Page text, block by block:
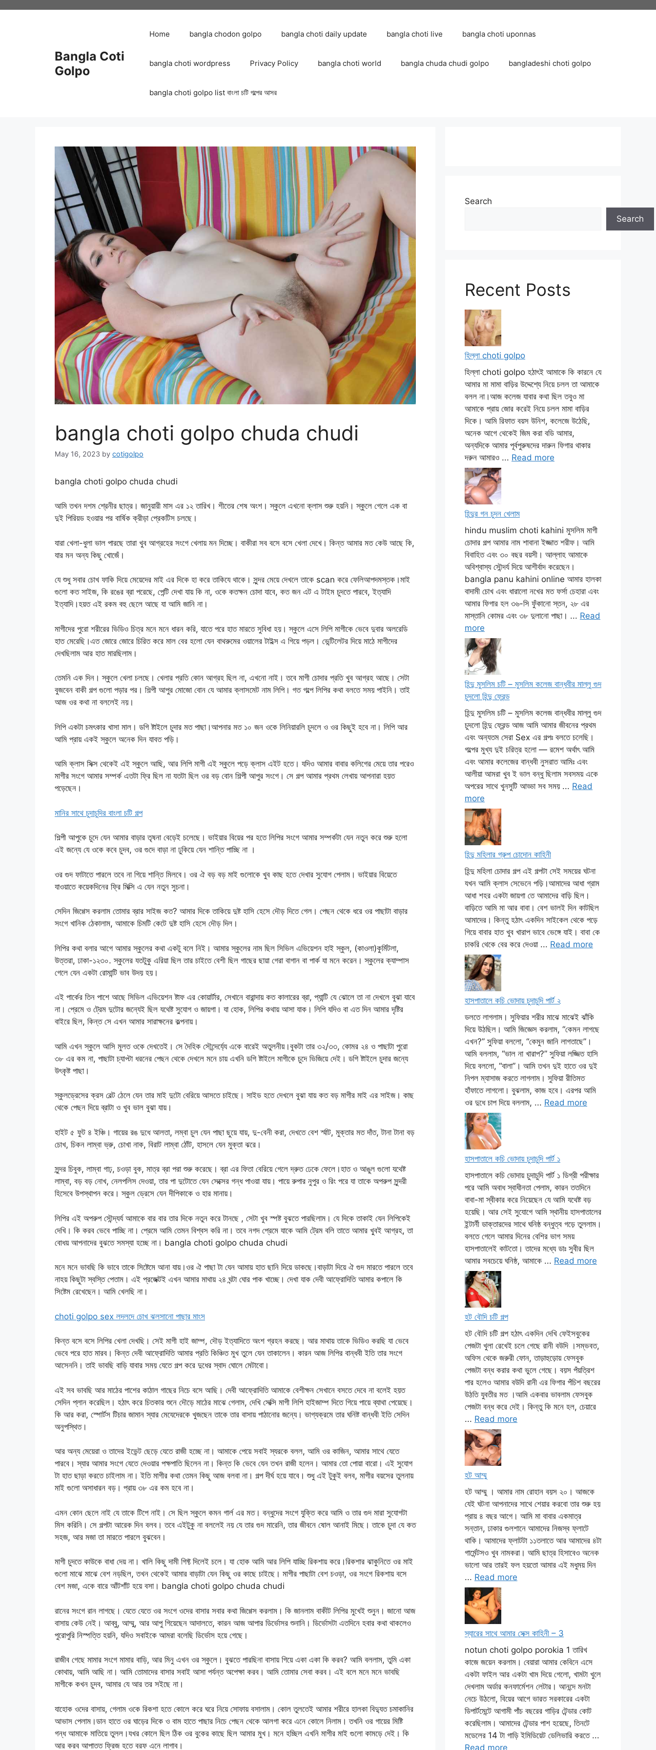
Bangla Coti
Golpo
Home bangla chodon golpo bangla choti daily update bangla choti live bangla choti uponnas
bangla choti wordpress Privacy Policy bangla choti world bangla chuda chudi golpo bangladeshi choti golpo
bangla choti golpo list বাংলা চটি গল্পের আসর
bangla choti golpo chuda chudi
May 16, 2023 by cotigolpo
bangla choti golpo chuda chudi
আমি তখন দশম শ্রেনীর ছাত্র। জানুয়ারী মাস এর ১২ তারিখ। শীতের শেষ অংশ। স্কুলে এখনো ক্লাস শুরু হয়নি। স্কুলে গেলে এক বা
দুই পিরিয়ড হওয়ার পর বার্ষিক ক্রীড়া প্রেকটিস চলছে।
যারা খেলা-ধুলা ভাল পারছে তারা খুব আগ্রহের সংগে খেলায় মন দিচ্ছে। বাকীরা সব বসে বসে খেলা দেখে। কিন্ত আমার মত কেউ আছে কি,
যার মন অন্য কিছু খোজেঁ।
যে শুধু সবার চোখ ফাকি দিয়ে মেয়েদের মাই এর দিকে হা করে তাকিযে থাকে। সুন্দর মেয়ে দেখলে তাকে scan করে ফেলিআপদমস্তক।মাই
গুলো কত সাইজ, কি রঙের ব্রা পরেছে, পেন্টি দেখা যায় কি না, ওকে কতক্ষন চোদা যাবে, কত জন এট এ টাইম চুদতে পারবে, ইত্যাদি
ইত্যাদি।হয়ত এই রকম বহু ছেলে আছে যা আমি জানি না।
মাগীদের পুরো শরীরের ভিডিও চিত্র মনে মনে ধারন করি, যাতে পরে হাত মারতে সুবিধা হয়। স্কুলে এসে লিপি মাগীকে ভেবে দুবার অলরেডি
হাত মেরেছি।এত জোরে জোরে চিরিত করে মাল বের হলো যেন বাথরুমের ওয়ালের টাইল্স এ গিয়ে পড়ল। ভেন্টিলেটর দিয়ে মাঠে মাগীদের
দেখছিলাম আর হাত মারছিলাম।
তেমনি এক দিন। স্কুলে খেলা চলছে। খেলার প্রতি কোন আগ্রহ ছিল না, এখনো নাই। তবে মাগী চোদার প্রতি খুব আগ্রহ আছে। সেটা
বুজবেন বাকী গল্প গুলো পড়ার পর। শিল্পী আপুর মোজো বোন যে আমার ক্লাসমেট নাম লিপি। গত গল্পে লিপির কথা বলতে সময় পাইনি। তাই
আজ ওর কথা না বললেই নয়।
লিপি একটা চমৎকার খাসা মাল। ডগি ষ্টাইলে চুদার মত পাছা।আপনার মত ১০ জন ওকে লিনিয়ারলি চুদলে ও ওর কিছুই হবে না। লিপি আর
আমি প্রায় একই স্কুলে অনেক দিন যাবত পড়ি।
আমি ক্লাস সিক্স থেকেই এই স্কুলে আছি, আর লিপি মাগী এই স্কুলে পড়ে ক্লাস এইট হতে। যদিও আমার বাবার কলিগের মেয়ে তার পরেও
মাগীর সংগে আমার সম্পর্ক এতটা ফ্রি ছিল না যতটা ছিল ওর বড় বোন শিল্পী আপুর সংগে। সে গল্প আমার প্রথম লেখায় আপনারা হয়ত
পড়েছেন।
মানির সাথে চুদাচুদির বাংলা চটি গল্প
শিল্পী আপুকে চুদে যেন আমার বাড়ার তৃষনা বেড়েই চলেছে। ভাইয়ার বিয়ের পর হতে লিপির সংগে আমার সম্পর্কটা যেন নতুন করে শুরু হলো
এই জন্যে যে ওকে কবে চুদব, ওর গুদে বাড়া না ঢুকিয়ে যেন শান্তি পাচ্ছি না ।
ওর গুদ ফাটাতে পারলে তবে না গিয়ে শান্তি মিলবে। ওর ঐ বড় বড় মাই গুলোকে খুব কাছ হতে দেখার সুযোগ পেলাম। ভাইয়ার বিয়েতে
যাওয়াতে কয়েকদিনের ফ্রি মিক্সি এ যেন নতুন সুচনা।
সেদিন জিগ্গেস করলাম তোমার ব্রার সাইজ কত? আমার দিকে তাকিয়ে দুষ্ট হাসি হেসে দৌড় দিতে গেল। পেছন থেকে ধরে ওর পাছাটা বাড়ার
সংগে খানিক ঠেকালাম, আমাকে চিমটি কেটে দুষ্ট হাসি হেসে দৌড় দিল।
লিপির কথা বলার আগে আমার স্কুলের কথা একটু বলে নিই। আমার স্কুলের নাম ছিল সিভিল এভিয়েশন হাই স্কুল, (কাওলা)কুর্মিটলা,
উত্তরা, ঢাকা-১২৩০. স্কুলের যতটুকু এরিয়া ছিল তার চাইতে বেশী ছিল গাছের ছায়া গেরা বাগান বা পার্ক যা মনে করেন। স্কুলের ক্যাম্পাস
গেলে যেন একটা রোমান্টি ভাব উদয় হয়।
এই পার্কের তিন পাশে আছে সিভিল এভিয়েশন ষ্টাফ এর কোয়ার্টার, সেখানে বারান্দায় কত কালারের ব্রা, প্যান্টি যে ঝোলে তা না দেখলে বুঝা যাবে
না। প্রেমে ও ট্রেম দুটোর জন্যেই ছিল যথেষ্ট সুযোগ ও জায়গা। যা হোক, লিপির কথায় আসা যাক। লিপি যদিও বা এত দিন আমার দৃষ্টির
বাইরে ছিল, কিন্ত সে এখন আমার সারাক্ষনের কল্পনায়।
আমি এখন স্কুলে আসি মুলত ওকে দেখতেই। সে দৈহিক সৌন্দের্য্যে একে বারেই অতুলনীয়।বুকটা তার ৩২/৩৩, কোমর ২৪ ও পাছাটা পুরো
৩৮ এর কম না, পাছাটা চ্যাপ্টা ধরনের পেছন থেকে দেখলে মনে চায় এখনি ডগি ষ্টাইলে মাগীকে চুদে ভিজিয়ে দেই। ডগি ষ্টাইলে চুদার জন্যে
উৎকৃষ্ট পাছা।
স্কুলড্রেসের ক্রস বেল্ট ঠেলে যেন তার মাই দুটো বেরিয়ে আসতে চাইছে। সাইড হতে দেখলে বুঝা যায় কত বড় মাগীর মাই এর সাইজ। কাছ
থেকে পেছন দিয়ে ব্রাটা ও খুব ভাল বুঝা যায়।
হাইট ৫ ফুট ৪ ইঞ্চি। গায়ের রঙ দুধে আলতা, লম্বা চুল যেন পাছা ছুয়ে যায়, দু-বেনী করা, দেখতে বেশ র্স্মাট, মুক্তার মত দাঁত, টানা টানা বড়
চোখ, চিকন লাম্বা ভ্রু, চোখা নাক, বিরাট লাম্বা ঠোঁট, হাসলে যেন মুক্তা ঝরে।
সুন্দর চিবুক, লাম্বা গাঢ়, চওড়া বুক, মাত্র ব্রা পরা শুরু করেছে। ব্রা এর ফিতা বেরিয়ে গেলে দ্রুত ঢেকে ফেলে।হাত ও আঙুল গুলো যথেষ্ট
লাম্বা, বড় বড় নোখ, নেলপলিস দেওয়া, তার পা দুটোতে যেন সেক্সের গন্ধ পাওয়া যায়। পায়ে রুপার নুপুর ও রিং পরে যা তাকে অপরুপ সুন্দরী
হিসেবে উপস্থাপন করে। স্কুল ড্রেসে যেন দীপিকাকে ও হার মানায়।
লিপির এই অপরুপ সৌন্দ্যর্য আমাকে বার বার তার দিকে নতুন করে টানছে , সেটা খুব স্পষ্ট বুঝতে পারছিলাম। যে দিকে তাকাই যেন লিপিকেই
দেখি। কি করব ভেবে পাচ্ছি না। প্রেমে আমি তেমন বিশ্বস করি না। তবে নগদ প্রেমে যাকে আমি ট্রেম বলি তাতে আমার খু্বই আগ্রহ, তা
বোধয় আপনাদের বুঝতে সমস্যা হচ্ছে না। bangla choti golpo chuda chudi
মনে মনে ভাবছি কি ভাবে তাকে সিষ্টেমে আনা যায়।ওর ঐ পাছা টা যেন আমায় হাত ছানি দিয়ে ডাকছে।বাড়াটা দিয়ে ঐ গুদ মারতে পারলে তবে
নাহয় কিছুটা স্বস্তি পেতাম। এই প্রজেক্টই এখন আমার মাথায় ২৪ ঘন্টা ঘোর পাক খাচ্ছে। দেখা যাক দেবী আফ্রোদিতি আমার কপালে কি
সিষ্টেম রেখেছেন। আমি খেলছি না।
choti golpo sex লদলদে চোখ ঝলসানো পাছার মাংস
কিন্ত বসে বসে লিপির খেলা দেখছি। সেই মাগী হাই জাম্প, দৌড় ইত্যাদিতে অংশ গ্রহন করছে। আর মাথায় তাকে ভিডিও করছি যা ভেবে
ভেবে পরে হাত মারব। কিন্ত দেবী আফ্রোদিতি আমার প্রতি কিঞ্চিত মুখ তুলে যেন তাকালেন। কারন আজ লিপির বান্ধবী ইতি তার সংগে
আসেননি। তাই ভাবছি বাড়ি যাবার সময় যেতে গল্প করে দুধের স্বাদ ঘোলে মেটাবো।
এই সব ভাবছি আর মাঠের পাশের কাঠাল গাছের নিচে বসে আছি। দেবী আফ্রোদিতি আমাকে বেশীক্ষন সেখানে বসতে দেবে না বলেই হয়ত
সেদিন প্লান করেছিল। হঠাৎ করে চিতকার শুনে দৌড়ে মাঠের মাঝে গেলাম, দেখি সেক্সি মাগী লিপি হাইজাম্প দিতে গিয়ে পায়ে ব্যাথা পেয়েছে।
কি আর করা, স্পোর্টস টিচার জামান স্যার মেযেদেরকে খুজছেন তাকে তার বাসায় পাঠানোর জন্যে। ভাগ্যক্রমে তার ঘনিষ্ট বান্ধবী ইতি সেদিন
অনুপস্থিত।
আর অন্য মেয়েরা ও তাদের ইভেন্ট ছেড়ে যেতে রাজী হচ্ছে না। আমাকে পেয়ে সবাই স্যরকে বলল, আমি ওর কাজিন, আমার সাথে যেতে
পারবে। স্যার আমার সংগে যেতে দেওয়ার পক্ষপাতি ছিলেন না। কিন্ত কি ভেবে যেন তখন রাজী হলেন। আমার তো পোয়া বারো। এই সুযোগ
টা হাত ছাড়া করতে চাইলাম না। ইতি মাগীর কথা তেমন কিছু আজ বলবা না। গল্প দীর্ঘ হয়ে যাবে। শুধু এই টুকুই বলব, মাগীর বয়সের তুলনায়
মাই গুলো অসাধারন বড়। প্রায় ৩৮ এর কম হবে না।
এমন কোন ছেলে নাই যে তাকে টিপে নাই। সে ছিল স্কুলে কমন গার্ল এর মত। বন্ধুদের সংগে যুক্তি করে আমি ও তার গুদ মারা সুযোগটা
মিস করিনি। সে গল্পটা আরেক দিন বলব। তবে এইটুকু না বললেই নয় যে তার গুদ মারেনি, তার জীবনে ষোল আনাই মিছে। তাকে চুদা যে কত
সহজ, আর মজা তা মারতে পারলে বুঝবেন।
মাগী চুদতে কাউকে বাধা দেয় না। খালি কিছু দামী গিফ্ট দিলেই চলে। যা হোক আমি আর লিপি যাচ্ছি রিকশায় করে।রিকশার ঝাকুনিতে ওর মাই
গুলো মাঝে মাঝে বেশ নড়ছিল, তখন থেকেই আমার বাড়াটা যেন কিছু ওর কাছে চাইছে। মাগীর পাছাটা বেশ চওড়া, ওর সংগে রিকশায় বসে
বেশ মজা, একে বারে আঁটশাঁট হয়ে বসা। bangla choti golpo chuda chudi
রানের সংগে রান লাগছে। যেতে যেতে ওর সংগে ওদের বাসার সবার কথা জিগ্গেস করলাম। কি জানলাম বাকীট লিপির মুখেই শুনুন। জানো আজ
বাসায় কেউ নেই। আব্বু, আম্মু, আর আপু গিয়েছেন আদালতে, কারন আজ আপার ডির্ভোসর শুনানি। ডির্ভোসটা এতদিনে হবার কথা থাকলেও
পুরোপুরি নিস্পত্তি হয়নি, যদিও সবাইকে আমরা বলেছি ডির্ভোস হয়ে গেছে।
রাজীব গেছে মামার সংগে মামার বাড়ি, আর মিনু এখন ওর স্কুলে। বুঝতে পারছিনা বাসায় গিয়ে একা একা কি করব? আমি বললাম, তুমি একা
কোথায়, আমি আছি না। আমি তোমাদের বাসার সবাই আসা পর্যন্ত অপেক্ষা করব। আমি তোমার সেবা করব। এই বলে মনে মনে ভাবছি
মাগীকে কখন চুদব, আমার যে আর তর সইছে না।
যাহোক ওদের বাসায়, গেলাম ওকে রিকশা হতে কোলে করে ঘরে নিয়ে সোফায় বসালাম। কোল তুলতেই আমার শরীরে হালকা বিদ্যুত চমাকানির
আভাস পেলাম।ডান হাতে ওর ঘাড়ের দিকে ও বাম হাতে পাছার নিচে পেছন থেকে আলগা করে এনে কোলে নিলাম। তখনি ওর গায়ের মিষ্টি
গন্ধ আমাকে মাতিয়ে তুলল।যখর কোলে ছিল ঠিক ওর বুকের কাছে ছিল আমার মুখ। মনে হচ্ছিল এখনি মাগীর মাই গুলো কামড়ে দেই। কি
আর করব আপাতত ফ্রিজ হতে বরফ এনে লাগাব।
Search
Search
Recent Posts
হিল্লা choti golpo
হিল্লা choti golpo হঠাৎই আমাকে কি কারনে যে
আমার মা মামা বাড়ির উদ্দেশ্যে নিয়ে চলল তা আমাকে
বলল না।আজ কলেজ যাবার কথা ছিল তবুও মা
আমাকে প্রায় জোর করেই নিয়ে চলল মামা বাড়ির
দিকে। আমি রিফাত বয়স উনিশ, কলেজে উঠেছি,
অনেক আগে থেকেই জিম করা বডি আমার,
অন্যদিকে আমার পূর্বপুরুষদের দারুন ফিগার থাকার
দরুন আমারও ... Read more
হিন্দুর গন চুদন খেলাম
hindu muslim choti kahini মুসলিম মাগী
চোদার গল্প আমার নাম শাবানা ইজ্জাত শরীফ। আমি
বিবাহিত এবং ৩০ বছর বয়সী। আল্লাহ আমাকে
অবিশ্বাস্য সৌন্দর্য দিয়ে আশীর্বাদ করেছেন।
bangla panu kahini online আমার হালকা
বাদামী চোখ এবং ধারালো নখের মত ফর্সা চেহারা এবং
আমার ফিগার হল ৩৬-সি ফুঁকানো স্তন, ২৮ এর
মাস্তানি কোমর এবং ৩৮ দুলানো পাছা। ... Read
more
হিন্দু মুসলিম চটি – মুসলিম কলেজ বান্ধবীর মাল্লু গুদ
চুদলো হিন্দু ফ্রেন্ড
হিন্দু মুসলিম চটি – মুসলিম কলেজ বান্ধবীর মাল্লু গুদ
চুদলো হিন্দু ফ্রেন্ড আজ আমি আমার জীবনের প্রথম
এবং অন্যতম সেরা Sex এর গল্পঃ বলতে চলেছি।
গল্পের মুখ্য দুই চরিত্র হলো — রমেশ অর্থাৎ আমি
এবং আমার কলেজের বান্ধবী নুসরাত আমিঃ এবং
আলীয়া আমরা খুব ই ভাল বন্ধু ছিলাম সবসময় একে
অপরের সাথে খুনসুটি আড্ডা সব সময় ... Read
more
হিন্দু মহিলার গ্রুপ চোদোন কাহিনী
হিন্দু মহিলা চোদার গল্প এই গল্পটা সেই সময়ের ঘটনা
যখন আমি ক্লাস সেভেনে পড়ি।আমাদের আধা গ্রাম
আধা শহর একটা জায়গা তে আমাদের বাড়ি ছিল।
বাড়িতে আমি মা আর বাবা। বেশ ভালই দিন কাটছিল
আমাদের। কিন্তু হঠাৎ একদিন সাইকেল থেকে পড়ে
গিয়ে বাবার হাত খুব খারাপ ভাবে ভেঙ্গে যাই। বাবা কে
চাকরি থেকে বের করে দেওয়া ... Read more
হাসপাতালে কচি ভোদায় চুদাচুদি পার্ট ২
ডলতে লাগলাম। সুফিয়ার শরীর মাঝে মাঝেই ঝাঁকি
দিয়ে উঠছিল। আমি জিজ্ঞেস করলাম, “কেমন লাগছে
এখন?” সুফিয়া বললো, “কেমুন জানি লাগতাছে”।
আমি বললাম, “ভাল না খারাপ?” সুফিয়া লজ্জিত হাসি
দিয়ে বললো, “বালা”। আমি তখন দুই হাতে ওর দুই
নিপল ম্যাসাজ করতে লাগলাম। সুফিয়া রীতিমত
হাঁফাতে লাগলো। বুঝলাম, কাজ হবে। এরপর আমি
ওর দুধে চাপ দিয়ে বললাম, ... Read more
হাসপাতালে কচি ভোদায় চুদাচুদি পার্ট ১
হাসপাতালে কচি ভোদায় চুদাচুদি পার্ট ১ ডিগ্রী পরীক্ষার
পরে আমি অবাধ স্বাধীনতা পেলাম, কারন ততদিনে
বাবা-মা স্বীকার করে নিয়েছেন যে আমি যথেষ্ট বড়
হয়েছি। আর সেই সুযোগে আমি স্থানীয় হাসপাতালের
ইন্টার্নী ডাক্তারদের সাথে ঘনিষ্ঠ বন্ধুত্ব গড়ে তুললাম।
বলতে গেলে আমার দিনের বেশির ভাগ সময়
হাসপাতালেই কাটতো। তাদের মধ্যে ডাঃ সুবীর ছিল
আমার সবচেয়ে ঘনিষ্ঠ, আমাকে ... Read more
হট বৌদি চটি গল্প
হট বৌদি চটি গল্প হঠাৎ একদিন দেখি ফেইসবুকের
পেজটা খুলা রেখেই চলে গেছে রানী বউদি ।সম্ভবত,
অফিস থেকে জরুরী ফোন, তাড়াহুড়োয় ফেসবুক
পেজটা বন্ধ করার কথা ভুলে গেছে। বয়স পঁয়ত্রিশ
পার হলেও আমার বউদি রানী এর ফিগার পঁচিশ বছরের
উঠতি যুবতীর মত ।আমি একবার ভাবলাম ফেসবুক
পেজটা বন্ধ করে দেই। কিন্তু কি মনে হল, চেয়ারে
... Read more
হট আম্মু
হট আম্মু । আমার নাম রোহান বয়স ২০। আজকে
যেই ঘটনা আপনাদের সাথে শেয়ার করবো তার শুরু হয়
প্রায় ৪ বছর আগে। আমি মা বাবার একমাত্র
সন্তান, ঢাকার গুলশানে আমাদের নিজস্ব ফ্লাটে
থাকি। আমাদের ফ্লাটটা ১১তলাতে আর আমাদের ৪টা
গার্মেন্টসও খুব নামকরা। আমি ছাত্র হিসাবেও অনেক
ভালো আর তারই ফল হয়তো আমার এই মধুময় দিন
... Read more
স্যারের সাথে আমার সেক্স কাহিনী – 3
notun choti golpo porokia 1 তারিখ
কাজে জয়েন করলাম। বেয়ারা আমার কেবিনে এসে
একটা ফাইল আর একটা খাম দিয়ে গেলো, খামটা খুলে
দেখলাম অর্ডার কনফার্মেশন লেটার। আনন্দে মনটা
নেচে উঠলো, বিয়ের আগে ভারত সরকারের একটা
ডিপার্টমেন্টে আগামী পাঁচ বছরের গাড়ির টেন্ডার কোট
করেছিলাম। আমাদের টেন্ডার পাশ হয়েছে, তিনটে
মডেলের 14 টা গাড়ি ইমিডিয়েট ডেলিভারি করতে ...
Read more